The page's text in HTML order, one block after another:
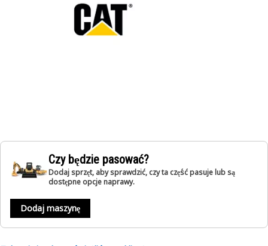
Czy będzie pasować?
Dodaj sprzęt, aby sprawdzić, czy ta część pasuje lub są
dostępne opcje naprawy.
Dodaj maszynę